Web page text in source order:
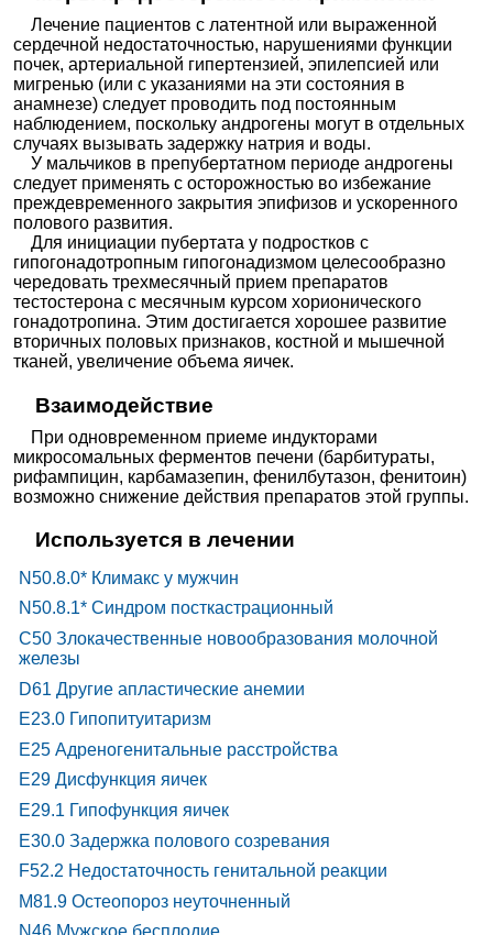
Лечение пациентов с латентной или выраженной
сердечной недостаточностью, нарушениями функции
почек, артериальной гипертензией, эпилепсией или
мигренью (или с указаниями на эти состояния в
анамнезе) следует проводить под постоянным
наблюдением, поскольку андрогены могут в отдельных
случаях вызывать задержку натрия и воды.
У мальчиков в препубертатном периоде андрогены
следует применять с осторожностью во избежание
преждевременного закрытия эпифизов и ускоренного
полового развития.
Для инициации пубертата у подростков с
гипогонадотропным гипогонадизмом целесообразно
чередовать трехмесячный прием препаратов
тестостерона с месячным курсом хорионического
гонадотропина. Этим достигается хорошее развитие
вторичных половых признаков, костной и мышечной
тканей, увеличение объема яичек.
Взаимодействие
При одновременном приеме индукторами
микросомальных ферментов печени (барбитураты,
рифампицин, карбамазепин, фенилбутазон, фенитоин)
возможно снижение действия препаратов этой группы.
Используется в лечении
N50.8.0* Климакс у мужчин
N50.8.1* Синдром посткастрационный
C50 Злокачественные новообразования молочной
железы
D61 Другие апластические анемии
E23.0 Гипопитуитаризм
E25 Адреногенитальные расстройства
E29 Дисфункция яичек
E29.1 Гипофункция яичек
E30.0 Задержка полового созревания
F52.2 Недостаточность генитальной реакции
M81.9 Остеопороз неуточненный